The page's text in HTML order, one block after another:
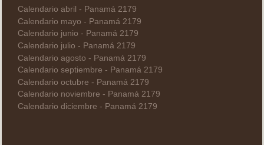
Calendario abril - Panamá 2179
Calendario mayo - Panamá 2179
Calendario junio - Panamá 2179
Calendario julio - Panamá 2179
Calendario agosto - Panamá 2179
Calendario septiembre - Panamá 2179
Calendario octubre - Panamá 2179
Calendario noviembre - Panamá 2179
Calendario diciembre - Panamá 2179